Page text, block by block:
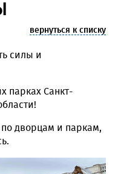
вернуться к списку
силы и
парках Санкт-
дворцам и паркам,